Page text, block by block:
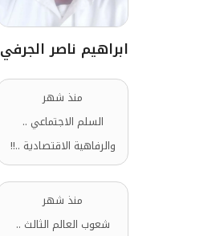
ابراهيم ناصر الجرفي
منذ شهر
السلم الاجتماعي ..
والرفاهية الاقتصادية ..!!
منذ شهر
شعوب العالم الثالث ..